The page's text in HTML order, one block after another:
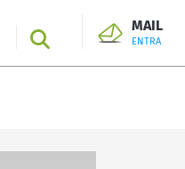
SEARCH
MAIL
ENTRA